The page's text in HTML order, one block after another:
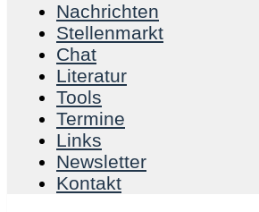
Nachrichten
Stellenmarkt
Chat
Literatur
Tools
Termine
Links
Newsletter
Kontakt